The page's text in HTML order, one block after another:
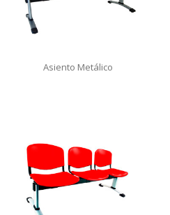
Asiento Metálico